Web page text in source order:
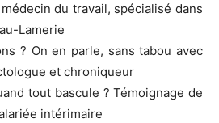
du travail, spécialisé dans
Lamerie
? On en parle, sans tabou avec
et chroniqueur
tout bascule ? Témoignage de
intérimaire